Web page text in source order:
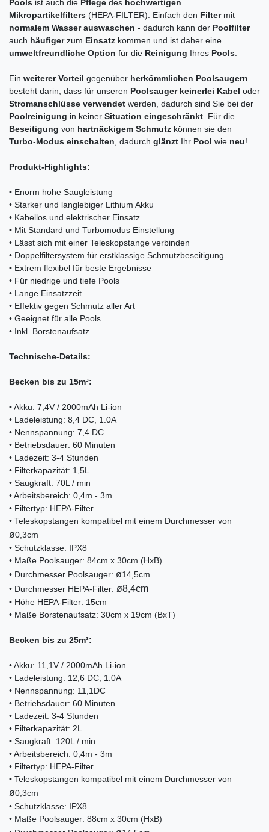
Pools ist auch die Pflege des hochwertigen
Mikropartikelfilters (HEPA-FILTER). Einfach den Filtermit
normalem Wasser auswaschen - dadurch kann der Poolfilter
auch häufigerzum Einsatz kommen und ist daher eine
umweltfreundliche Option für die Reinigung Ihres Pools.
Ein weiterer Vorteil gegenüber herkömmlichen Poolsaugern
besteht darin, dass für unseren Poolsauger keinerlei Kabel oder
Stromanschlüsse verwendet werden, dadurch sind Sie bei der
Poolreinigung in keiner Situation eingeschränkt. Für die
Beseitigung von hartnäckigem Schmutz können sie den
Turbo-Modus einschalten, dadurch glänzt Ihr Pool wie neu!
Produkt-Highlights:
• Enorm hohe Saugleistung
• Starker und langlebiger Lithium Akku
• Kabellos und elektrischer Einsatz
• Mit Standard und Turbomodus Einstellung
• Lässt sich mit einer Teleskopstange verbinden
• Doppelfiltersystem für erstklassige Schmutzbeseitigung
• Extrem flexibel für beste Ergebnisse
• Für niedrige und tiefe Pools
• Lange Einsatzzeit
• Effektiv gegen Schmutz aller Art
• Geeignet für alle Pools
• Inkl. Borstenaufsatz
Technische-Details:
Becken bis zu 15m³:
• Akku: 7,4V / 2000mAh Li-ion
• Ladeleistung: 8,4 DC, 1.0A
• Nennspannung: 7,4 DC
• Betriebsdauer: 60 Minuten
• Ladezeit: 3-4 Stunden
• Filterkapazität: 1,5L
• Saugkraft: 70L / min
• Arbeitsbereich: 0,4m - 3m
• Filtertyp: HEPA-Filter
• Teleskopstangen kompatibel mit einem Durchmesser von
ø0,3cm
• Schutzklasse: IPX8
• Maße Poolsauger: 84cm x 30cm (HxB)
• Durchmesser Poolsauger: ø14,5cm
• Durchmesser HEPA-Filter: ø8,4cm
• Höhe HEPA-Filter: 15cm
• Maße Borstenaufsatz: 30cm x 19cm (BxT)
Becken bis zu 25m³:
• Akku: 11,1V / 2000mAh Li-ion
• Ladeleistung: 12,6 DC, 1.0A
• Nennspannung: 11,1DC
• Betriebsdauer: 60 Minuten
• Ladezeit: 3-4 Stunden
• Filterkapazität: 2L
• Saugkraft: 120L / min
• Arbeitsbereich: 0,4m - 3m
• Filtertyp: HEPA-Filter
• Teleskopstangen kompatibel mit einem Durchmesser von
ø0,3cm
• Schutzklasse: IPX8
• Maße Poolsauger: 88cm x 30cm (HxB)